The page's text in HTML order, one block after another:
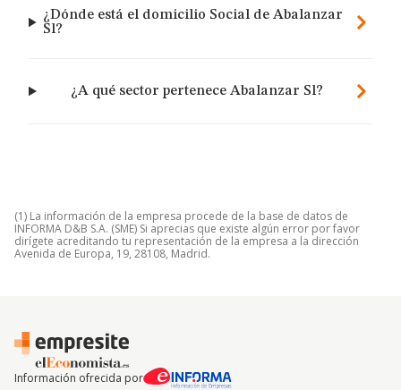
¿Dónde está el domicilio Social de Abalanzar
Sl?
¿A qué sector pertenece Abalanzar Sl?
(1) La información de la empresa procede de la base de datos de
INFORMA D&B S.A. (SME) Si aprecias que existe algún error por favor
dirígete acreditando tu representación de la empresa a la dirección
Avenida de Europa, 19, 28108, Madrid.
Información ofrecida por